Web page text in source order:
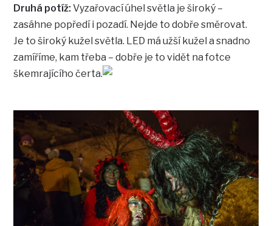
Druhá potíž: Vyzařovací úhel světla je široký –
zasáhne popředí i pozadí. Nejde to dobře směrovat.
Je to široký kužel světla. LED má užší kužel a snadno
zamíříme, kam třeba – dobře je to vidět na fotce
škemrajícího čerta.